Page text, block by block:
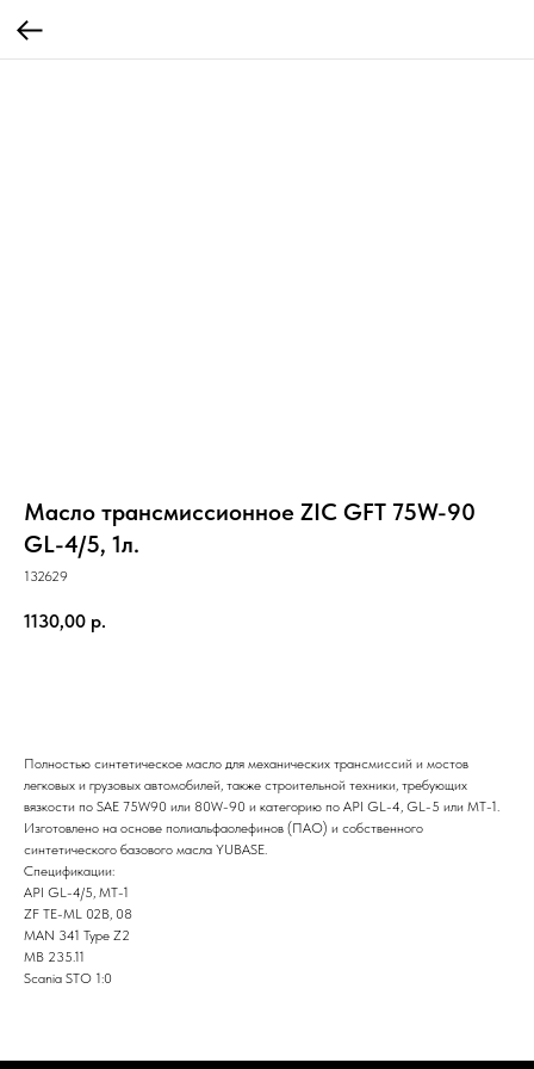
Масло трансмиссионное ZIC GFT 75W-90
GL-4/5, 1л.
132629
1130,00 р.
Полностью синтетическое масло для механических трансмиссий и мостов
легковых и грузовых автомобилей, также строительной техники, требующих
вязкости по SAE 75W90 или 80W-90 и категорию по API GL-4, GL-5 или МТ-1.
Изготовлено на основе полиальфаолефинов (ПАО) и собственного
синтетического базового масла YUBASE.
Спецификации:
API GL-4/5, МТ-1
ZF TE-ML 02B, 08
MAN 341 Type Z2
MB 235.11
Scania STO 1:0